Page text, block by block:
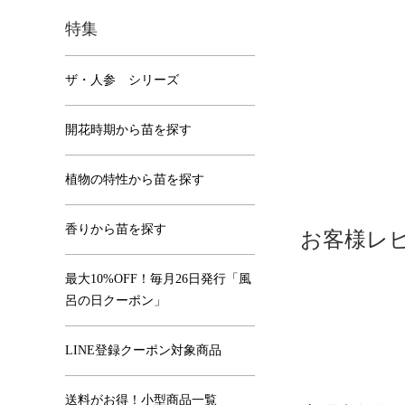
お客様レ
特集
ザ・人参 シリーズ
開花時期から苗を探す
植物の特性から苗を探す
香りから苗を探す
最大10%OFF！毎月26日発行「風
呂の日クーポン」
LINE登録クーポン対象商品
送料がお得！小型商品一覧